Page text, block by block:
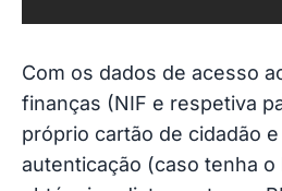
Com os dados de acesso
finanças (NIF e respetiva
próprio cartão de cidadão
autenticação (caso tenha